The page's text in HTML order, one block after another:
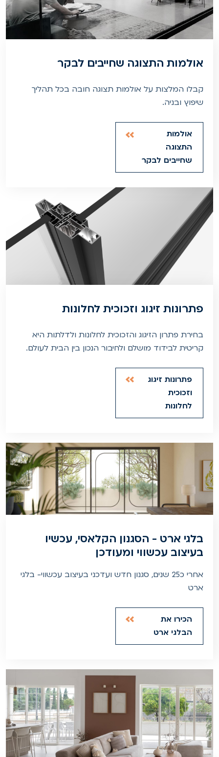
אולמות התצוגה שחייבים לבקר
קבלו המלצות על אולמות תצוגה חובה בכל תהליך
שיפוץ ובניה.
אולמות
התצוגה
שחייבים לבקר
פתרונות זיגוג וזכוכית לחלונות
בחירת פתרון הזיגוג והזכוכית לחלונות ולדלתות היא
קריטית לבידוד מושלם ולחיבור הנכון בין הבית לעולם.
פתרונות זיגוג
וזכוכית
לחלונות
בלגי ארט - הסגנון הקלאסי, עכשיו
בעיצוב עכשווי ומעודכן
אחרי כ25 שנים, סגנון חדש ועדכני בעיצוב עכשווי- בלגי
ארט
הכירו את
הבלגי ארט